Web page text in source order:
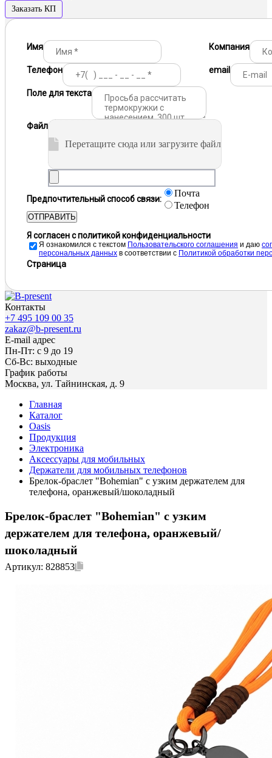
Заказать КП
Имя Компания
Телефон email
Поле для текста
Файл
Перетащите сюда или загрузите файл
Предпочтительный способ связи:
Почта
Телефон
ОТПРАВИТЬ
Я согласен с политикой конфиденциальности
Я ознакомился с текстом Пользовательского соглашения и даю
персональных данных в соответствии с Политикой обработки
Страница
Контакты
+7 495 109 00 35
zakaz@b-present.ru
E-mail адрес
Пн-Пт: с 9 до 19
Сб-Вс: выходные
График работы
Москва, ул. Тайнинская, д. 9
Главная
Каталог
Oasis
Продукция
Электроника
Аксессуары для мобильных
Держатели для мобильных телефонов
Брелок-браслет "Bohemian" c узким держателем для
телефона, оранжевый/шоколадный
Брелок-браслет "Bohemian" c узким
держателем для телефона, оранжевый/
шоколадный
Артикул: 828853